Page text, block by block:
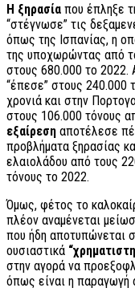
Η ξηρασία που έπληξε
“στέγνωσε” τις
όπως της Ισπανίας, η
της υποχωρώντας από
στους 680.000 το 2022.
“έπεσε” στους 240.000
χρονιά και στην
στους 106.000 τόνους
εξαίρεση αποτέλεσε
προβλήματα ξηρασίας
ελαιολάδου από τους
τόνους το 2022.
Όμως, φέτος το
πλέον αναμένεται
που ήδη αποτυπώνεται
ουσιαστικά
στην αγορά να
όπως είναι η παραγωγή